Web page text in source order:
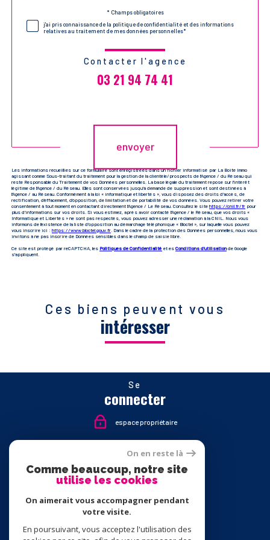
* Champs obligatoires
j'ai pris connaissance de la politique de confidentialité et des informations
relatives au traitement de mes données personnelles*
Contacter l'agence
03 21 94 74 41
envoyer
Les informations recueillies sur ce formulaire sont enregistrées dans un fichier informatisé par La Boite Immo
agissant comme Sous-traitant du traitement pour la gestion de la clientèle/prospects de l'Agence / du Réseau qui
reste Responsable du Traitement de vos Données personnelles. La base légale du traitement repose sur l'intérêt
légitime de l'Agence / du Réseau. Elles sont conservées jusqu'à demande de suppression et sont destinées à
l'Agence / au Réseau. Conformément à la loi « informatique et libertés », vous disposez des droits d’accès, de
rectification, d’effacement, d’opposition, de limitation et de portabilité de vos données. Vous pouvez retirer votre
consentement à tout moment en contactant directement l’Agence / Le Réseau. Consultez le site https://cnil.fr/fr pour
plus d’informations sur vos droits. Si vous estimez, après avoir contacté l'Agence / le Réseau, que vos droits «
Informatique et Libertés » ne sont pas respectés, vous pouvez adresser une réclamation à la CNIL. Nous vous
informons de l’existence de la liste d'opposition au démarchage téléphonique « Bloctel », sur laquelle vous pouvez
vous inscrire ici : https://www.bloctel.gouv.fr. Dans le cadre de la protection des Données personnelles, nous vous
invitons à ne pas inscrire de Données sensibles dans le champ de saisie libre.
Ce site est protégé par reCAPTCHA, les Politiques de Confidentialité et es Conditions d'utilisationde Google
s'appliquent.
Ces biens peuvent vous
intéresser
Se
connecter
espace propriétaire
Nous
suivre
Nous
adhérons
On en reste là
Comme beaucoup, notre site
utilise les cookies
On aimerait vous accompagner pendant
votre visite.
En poursuivant, vous acceptez l'utilisation des